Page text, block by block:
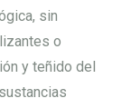
sin
o
y teñido del